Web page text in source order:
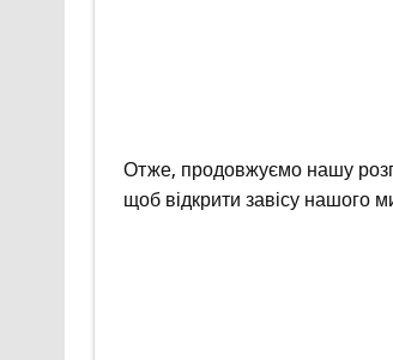
Отже, продовжуємо нашу
щоб відкрити завісу нашого